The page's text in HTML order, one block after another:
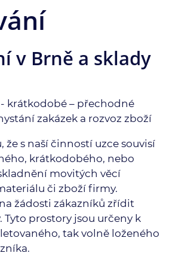
v Brně a sklady
krátkodobé – přechodné
zakázek a rozvoz zboží
že s naší činností uzce souvisí
krátkodobého, nebo
movitých věcí
či zboží firmy.
žádosti zákazníků zřídit
Tyto prostory jsou určeny k
tak volně loženého